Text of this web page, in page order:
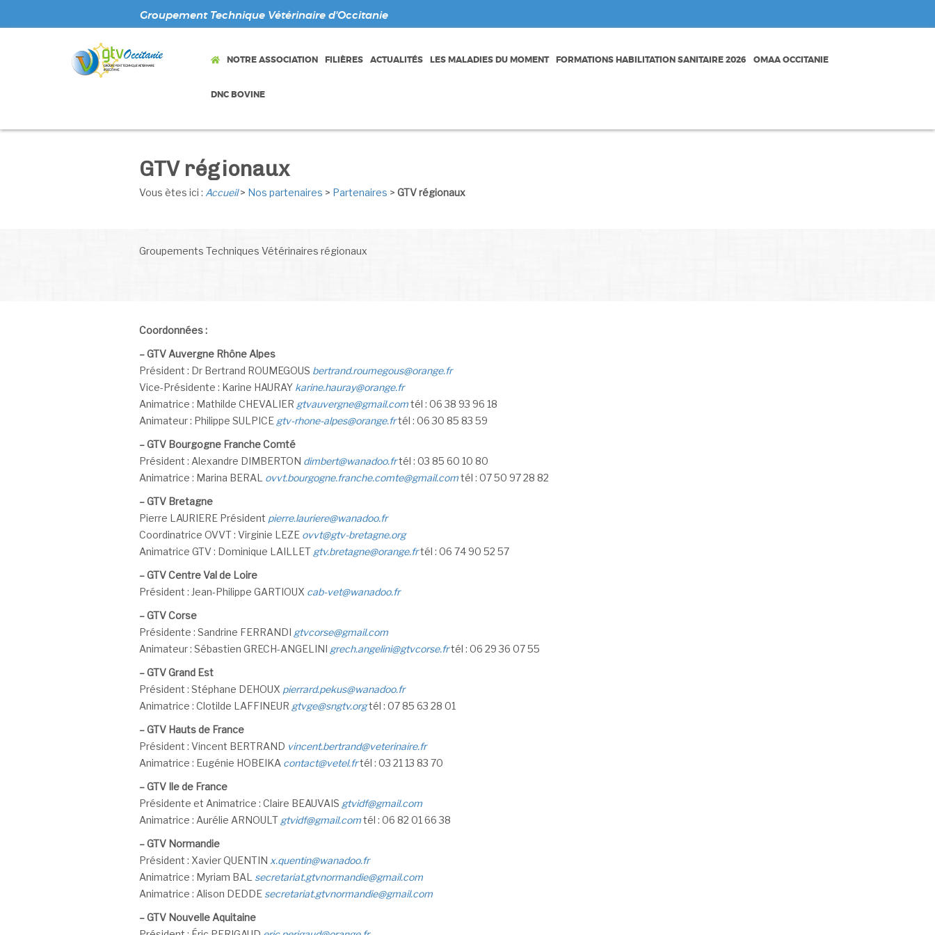
Groupement Technique Vétérinaire d'Occitanie
NOTRE ASSOCIATION FILIÈRES ACTUALITÉS LES MALADIES DU MOMENT FORMATIONS HABILITATION SANITAIRE 2026 OMAA OCCITANIE
DNC BOVINE
GTV régionaux
Vous ètes ici : Accueil> Nos partenaires > Partenaires > GTV régionaux
Groupements Techniques Vétérinaires régionaux
Coordonnées :
– GTV Auvergne Rhône Alpes
Président : Dr Bertrand ROUMEGOUS bertrand.roumegous@orange.fr
Vice-Présidente : Karine HAURAY karine.hauray@orange.fr
Animatrice : Mathilde CHEVALIER gtvauvergne@gmail.comtél : 06 38 93 96 18
Animateur : Philippe SULPICE gtv-rhone-alpes@orange.frtél : 06 30 85 83 59
– GTV Bourgogne Franche Comté
Président : Alexandre DIMBERTON dimbert@wanadoo.frtél : 03 85 60 10 80
Animatrice : Marina BERAL ovvt.bourgogne.franche.comte@gmail.comtél : 07 50 97 28 82
– GTV Bretagne
Pierre LAURIERE Président pierre.lauriere@wanadoo.fr
Coordinatrice OVVT : Virginie LEZE ovvt@gtv-bretagne.org
Animatrice GTV : Dominique LAILLET gtv.bretagne@orange.frtél : 06 74 90 52 57
– GTV Centre Val de Loire
Président : Jean-Philippe GARTIOUX cab-vet@wanadoo.fr
– GTV Corse
Présidente : Sandrine FERRANDI gtvcorse@gmail.com
Animateur : Sébastien GRECH-ANGELINI grech.angelini@gtvcorse.frtél : 06 29 36 07 55
– GTV Grand Est
Président : Stéphane DEHOUX pierrard.pekus@wanadoo.fr
Animatrice : Clotilde LAFFINEUR gtvge@sngtv.orgtél : 07 85 63 28 01
– GTV Hauts de France
Président : Vincent BERTRAND vincent.bertrand@veterinaire.fr
Animatrice : Eugénie HOBEIKA contact@vetel.frtél : 03 21 13 83 70
– GTV Ile de France
Présidente et Animatrice : Claire BEAUVAIS gtvidf@gmail.com
Animatrice : Aurélie ARNOULT gtvidf@gmail.comtél : 06 82 01 66 38
– GTV Normandie
Président : Xavier QUENTIN x.quentin@wanadoo.fr
Animatrice : Myriam BAL secretariat.gtvnormandie@gmail.com
Animatrice : Alison DEDDEsecretariat.gtvnormandie@gmail.com
– GTV Nouvelle Aquitaine